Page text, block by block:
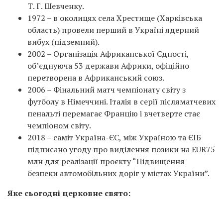
Т. Г. Шевченку.
1972 – в околицях села Хрестище (Харківська
область) провели перший в Україні ядерний
вибух (підземний).
2002 – Організація Африканської Єдності,
об’єднуюча 53 держави Африки, офіційно
перетворена в Африканський союз.
2006 – Фінальний матч чемпіонату світу з
футболу в Німеччині. Італія в серії післяматчевих
пенальті перемагає Францію і вчетверте стає
чемпіоном світу.
2018 – саміт Україна-ЄС, між Україною та ЄІБ
підписано угоду про виділення позики на EUR75
млн для реалізації проєкту “Підвищення
безпеки автомобільних доріг у містах України”.
Яке сьогодні церковне свято: